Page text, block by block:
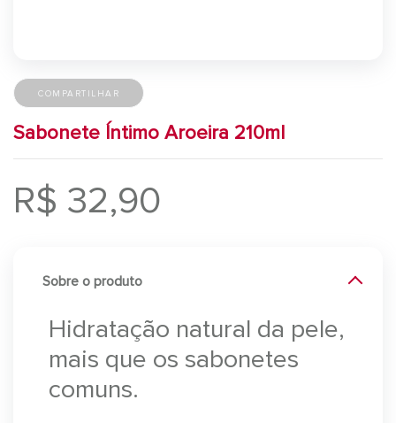
COMPARTILHAR
Sabonete Íntimo Aroeira 210ml
R$ 32,90
Sobre o produto
Hidratação natural da pele,
mais que os sabonetes
comuns.